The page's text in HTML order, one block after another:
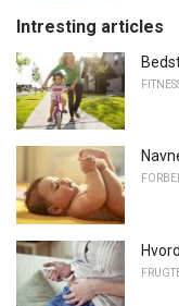
Intresting articles